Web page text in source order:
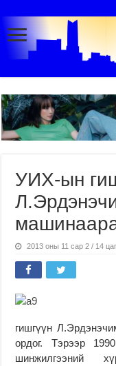
УИХ-ын
2013 оны 11 сар 2 / 14
гишгүүн
ордог. Тэрээр
шинжилгээний